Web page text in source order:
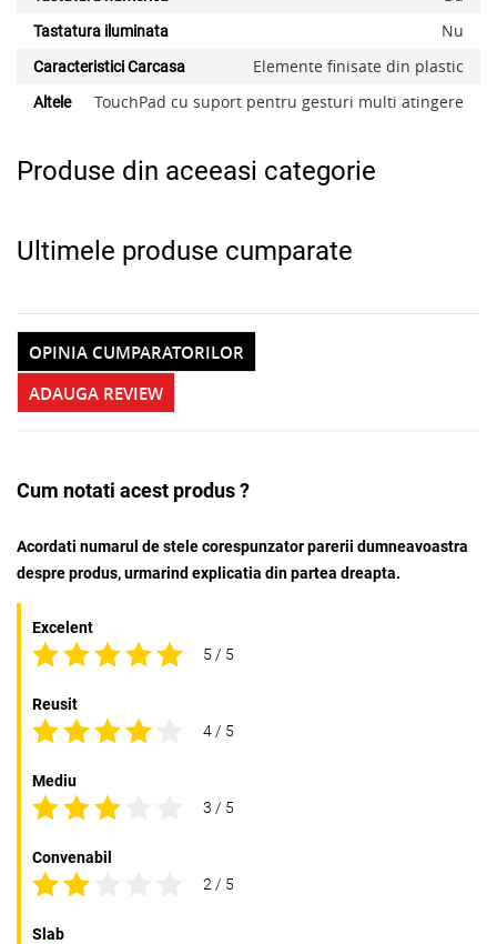
Tastatura iluminata Nu
Caracteristici Carcasa Elemente finisate din plastic
Altele TouchPad cu suport pentru gesturi multi atingere
Produse din aceeasi categorie
Ultimele produse cumparate
ADAUGA REVIEW
OPINIA CUMPARATORILOR
Cum notati acest produs ?
Acordati numarul de stele corespunzator parerii dumneavoastra
despre produs, urmarind explicatia din partea dreapta.
Excelent
5 / 5
Reusit
4 / 5
Mediu
3 / 5
Convenabil
2 / 5
Slab